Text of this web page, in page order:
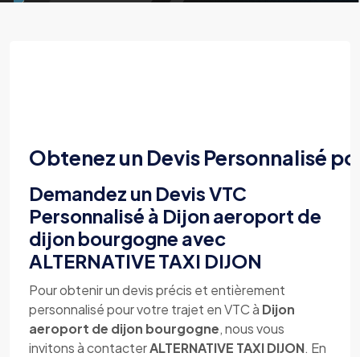
Obtenez un Devis Personnalisé
Demandez un Devis VTC
Personnalisé à Dijon aeroport de
dijon bourgogne avec
ALTERNATIVE TAXI DIJON
Pour obtenir un devis précis et entièrement
personnalisé pour votre trajet en VTC à Dijon
aeroport de dijon bourgogne, nous vous
invitons à contacterALTERNATIVE TAXI DIJON. En